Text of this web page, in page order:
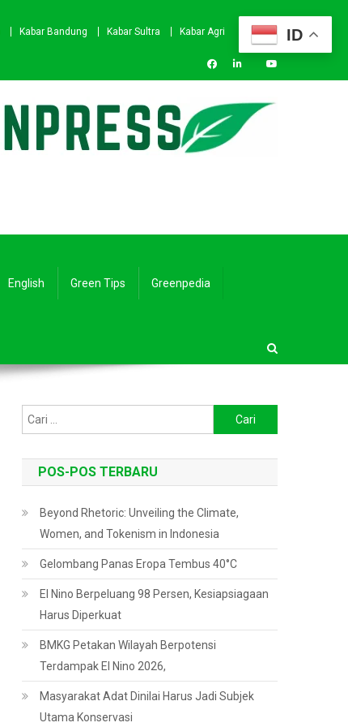
Kabar Bandung Kabar Sultra
Kabar Agri
English Green Tips Greenpedia
untuk:
POS-POS TERBARU
Beyond Rhetoric: Unveiling the Climate,
Women, and Tokenism in Indonesia
Gelombang Panas Eropa Tembus 40°C
El Nino Berpeluang 98 Persen, Kesiapsiagaan
Harus Diperkuat
BMKG Petakan Wilayah Berpotensi
Terdampak El Nino 2026,
Masyarakat Adat Dinilai Harus Jadi Subjek
Utama Konservasi
ID